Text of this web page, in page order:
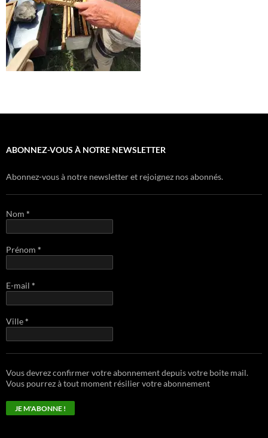
ABONNEZ-VOUS À NOTRE NEWSLETTER
Abonnez-vous à notre newsletter et rejoignez nos abonnés.
Nom *
Prénom *
E-mail *
Ville*
Vous devrez confirmer votre abonnement depuis votre boite mail.
Vous pourrez à tout moment résilier votre abonnement